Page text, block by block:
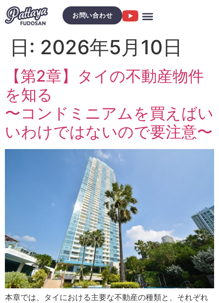
お問い合わせ
日: 2026年5月10日
【第2章】タイの不動産物件
を知る
〜コンドミニアムを買えばい
いわけではないので要注意〜
本章では、タイにおける主要な不動産の種類と、それぞれ